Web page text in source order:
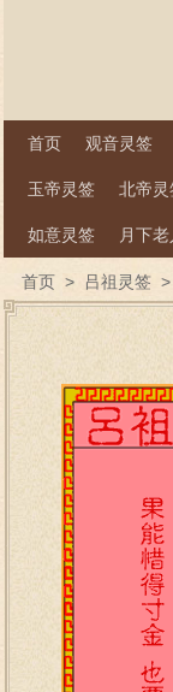
首页 观音灵签
玉帝灵签 北帝灵
如意灵签 月下老
首页 > 吕祖灵签 >